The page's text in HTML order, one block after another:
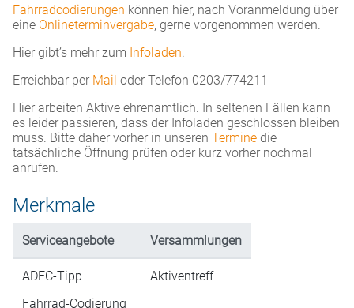
Fahrradcodierungen können hier, nach Voranmeldung über
eine Onlineterminvergabe, gerne vorgenommen werden.
Hier gibt’s mehr zum Infoladen.
Erreichbar per Mail oder Telefon 0203/774211
Hier arbeiten Aktive ehrenamtlich. In seltenen Fällen kann
es leider passieren, dass der Infoladen geschlossen bleiben
muss. Bitte daher vorher in unseren Termine die
tatsächliche Öffnung prüfen oder kurz vorher nochmal
anrufen.
Merkmale
Serviceangebote Versammlungen
ADFC-Tipp
Fahrrad-Codierung
Aktiventreff